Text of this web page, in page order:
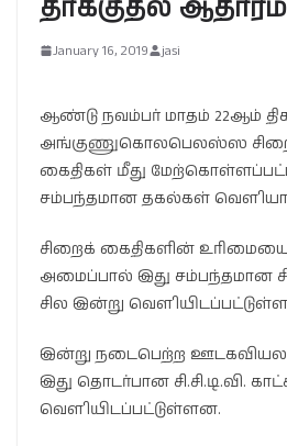
தாக்குதல் ஆதாரம்
January 16, 2019 jasi
ஆண்டு நவம்பர் மாதம் 22ஆம்
அங்குணுகொலபெலஸ்ஸ
கைதிகள் மீது
சம்பந்தமான தகல்கள்
சிறைக் கைதிகளின்
அமைப்பால் இது சம்பந்தமான
சில இன்று
இன்று நடைபெற்ற
இது தொடர்பான சி.சி.டி.வி.
வௌியிடப்பட்டுள்ளன.